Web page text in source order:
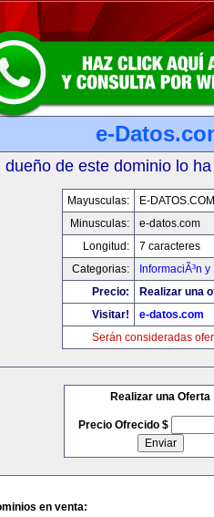
e-
dueño de este dominio lo
Mayusculas:
E-DATOS.COM
Minusculas:
e-datos.com
Longitud:
7 caracteres
Categorias:
InformaciÃ³n
Precio:
Realizar una
Visitar!
e-datos.com
Serán consideradas
Realizar una Oferta
Precio Ofrecido $
en venta: